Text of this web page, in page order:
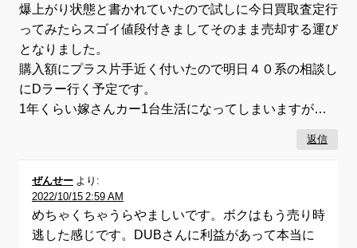
爆上がり状態と書かれていたので試しに今日買取査定行
ってみたらスゴイ値段付きましてそのまま売却する運び
となりました。
購入額にプラス片手近く付いたので明日４０系の相談し
にDラー行く予定です。
1年くらい嫁さんカー1台生活になってしまいますが…
返信
ぜんせー より:
2022/10/15 2:59 AM
めちゃくちゃうらやましいです。ボクはもう売り時
逃した感じです。DUBさんに利益があって本当に